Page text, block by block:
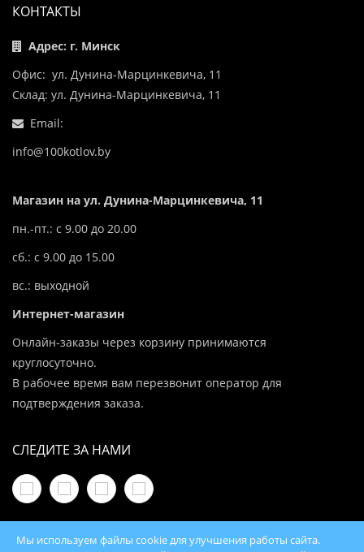
КОНТАКТЫ
Адрес: г. Минск
Офис: ул. Дунина-Марцинкевича, 11
Склад: ул. Дунина-Марцинкевича, 11
Email:
info@100kotlov.by
Магазин на ул. Дунина-Марцинкевича, 11
пн.-пт.: с 9.00 до 20.00
сб.: с 9.00 до 15.00
вс.: выходной
Интернет-магазин
Онлайн-заказы через корзину принимаются
круглосуточно.
В рабочее время вам перезвонит оператор для
подтверждения заказа.
СЛЕДИТЕ ЗА НАМИ
Мы используем файлы cookie для улучшения работы сайта.